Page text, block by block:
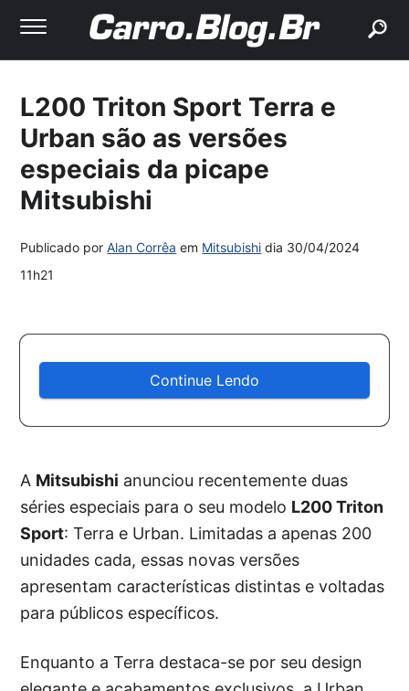
L200 Triton Sport Terra e
Urban são as versões
especiais da picape
Mitsubishi
Publicado porAlan Corrêa em Mitsubishi dia 30/04/2024
11h21
Continue Lendo
A Mitsubishi anunciou recentemente duas
séries especiais para o seu modelo L200 Triton
Sport: Terra e Urban. Limitadas a apenas 200
unidades cada, essas novas versões
apresentam características distintas e voltadas
para públicos específicos.
Enquanto a Terra destaca-se por seu design